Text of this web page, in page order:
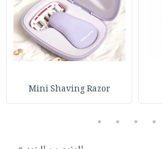
Mini Shaving Razor
2
3
4
5